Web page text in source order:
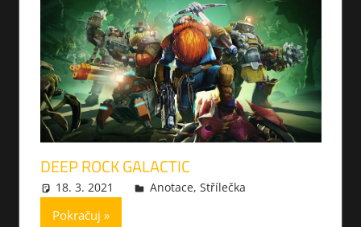
DEEP ROCK GALACTIC
18. 3. 2021 xmilek
Anotace, Střílečka
Pokračuj